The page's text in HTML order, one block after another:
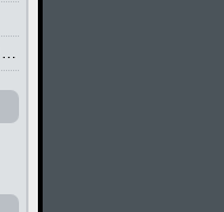
반갑습니다. 이미 부분부분은 알려진 정보들이...